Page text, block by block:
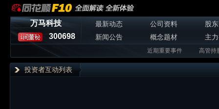
万马科技
300698
最新动态 公司资料
股
新闻公告
概念题材 主
近期重要事件 高管持
投资者互动列表